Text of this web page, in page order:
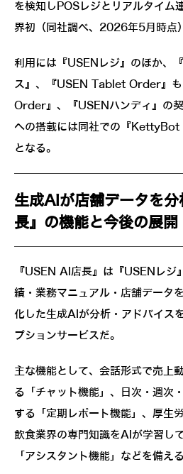
を検知しPOSレジとリアルタイム
界初（同社調べ、2026年5月時点
利用には『USENレジ』のほか、
ス』、『USEN Tablet Order』
Order』、『USENハンディ』の
への搭載には同社での『KettyBot
となる。
生成AIが店舗データを
長』の機能と今後の展開
『USEN AI店長』は『USENレジ
績・業務マニュアル・店舗データ
化した生成AIが分析・アドバイス
プションサービスだ。
主な機能として、会話形式で売上
る「チャット機能」、日次・週次
する「定期レポート機能」、厚生
飲食業界の専門知識をAIが学習し
「アシスタント機能」などを備える